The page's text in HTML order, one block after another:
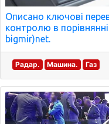
Описано ключові
контролю в
bigmir)net.
Радар. Машина. Газ